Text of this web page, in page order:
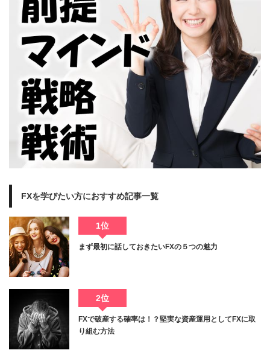
FXを学びたい方におすすめ記事一覧
1位
まず最初に話しておきたいFXの５つの魅力
2位
FXで破産する確率は！？堅実な資産運用としてFXに取
り組む方法